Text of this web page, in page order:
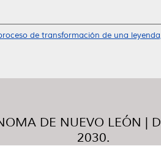
de transformación de una
DE NUEVO LEÓN |
2030.